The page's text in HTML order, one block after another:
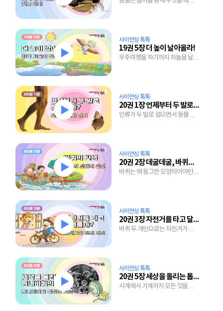
사이언싱 톡톡
19권 5장 더 높이 날아올라!
우주여행을 하기까지 하늘을 날기
사이언싱 톡톡
20권 1장 언제부터 두 발로 걸었을까?
인류가 두 발로 걸으면서 동물과
사이언싱 톡톡
20권 2장 데굴데굴, 바퀴의 탄생
바퀴는 왜 동그란 모양이어야만
사이언싱 톡톡
20권 3장 자전거를 타고 달려볼까?
바퀴 두 개만으로는 자전거가 될
사이언싱 톡톡
20권 5장 세상을 돌리는 톱니바퀴의 힘
시계에서 기계까지 모든 것을